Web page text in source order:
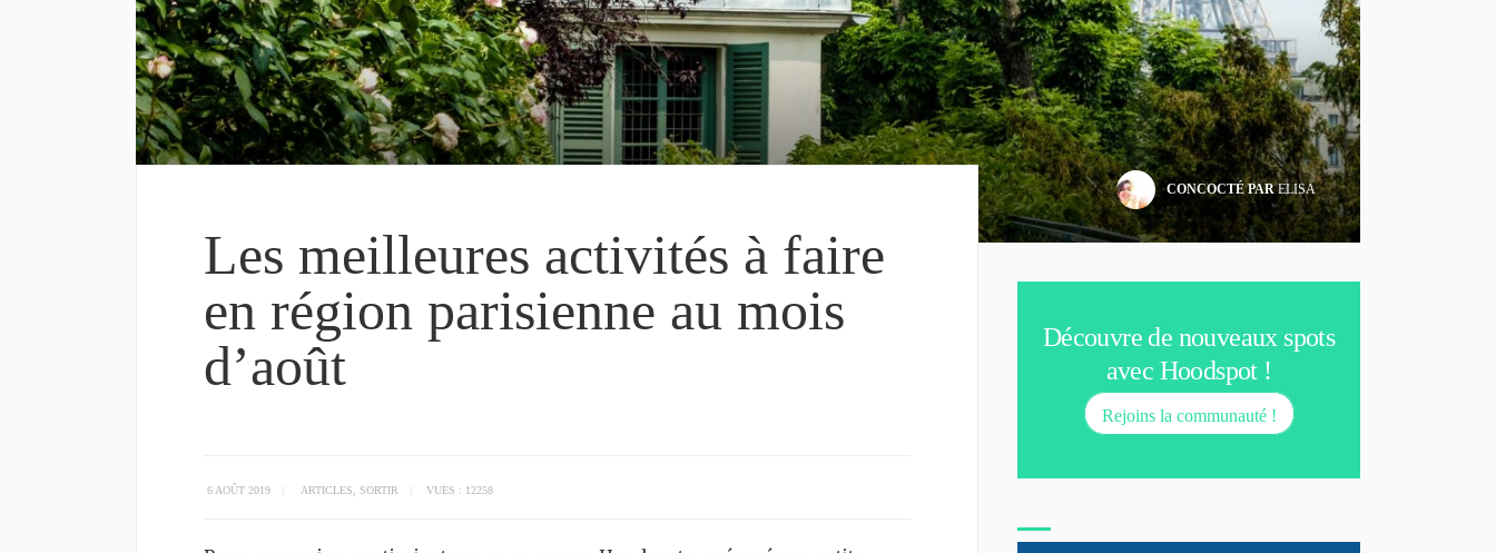
CONCOCTÉ PARELISA
Les meilleures activités à faire
en région parisienne au mois
d’août
6 AOÛT 2019 ARTICLES SORTIR VUES : 12258
Découvre de nouveaux spots
avec Hoodspot !
Rejoins la communauté !